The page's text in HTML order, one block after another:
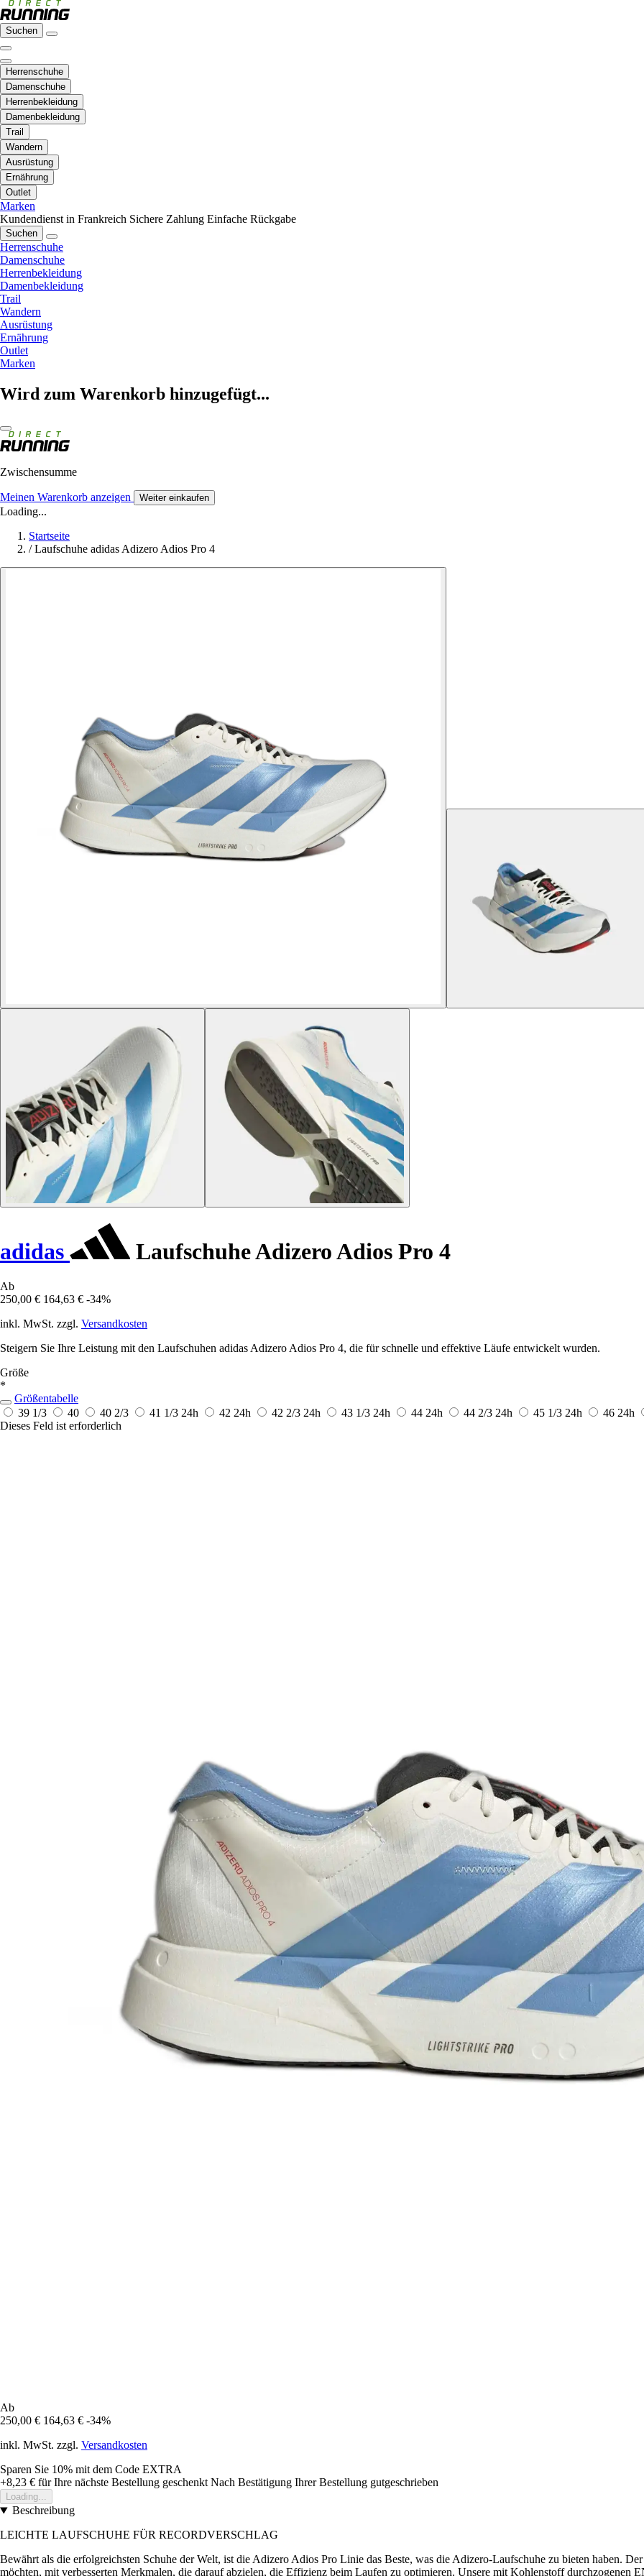
Suchen
Herrenschuhe
Damenschuhe
Herrenbekleidung
Damenbekleidung
Trail
Wandern
Ausrüstung
Ernährung
Outlet
Marken
Kundendienst in Frankreich Sichere Zahlung Einfache Rückgabe
Suchen
Herrenschuhe
Damenschuhe
Herrenbekleidung
Damenbekleidung
Trail
Wandern
Ausrüstung
Ernährung
Outlet
Marken
Wird zum Warenkorb hinzugefügt...
Zwischensumme
Meinen Warenkorb anzeigen Weiter einkaufen
Loading...
Startseite
/ Laufschuhe adidas Adizero Adios Pro 4
adidas Laufschuhe Adizero Adios Pro 4
Ab
250,00 € 164,63 € -34%
inkl. MwSt. zzgl. Versandkosten
Steigern Sie Ihre Leistung mit den Laufschuhen adidas Adizero Adios Pro 4, die für schnelle und effektive Läufe entwickelt wurden.
Größe
*
Größentabelle
39 1/3
40 40 2/3 41 1/3 24h 42 24h 42 2/3 24h 43 1/3 24h 44 24h 44 2/3 24h 45 1/3 24h 46 24h
Dieses Feld ist erforderlich
Ab
250,00 € 164,63 € -34%
inkl. MwSt. zzgl. Versandkosten
Sparen Sie 10% mit dem Code EXTRA
+8,23 € für Ihre nächste Bestellung geschenkt Nach Bestätigung Ihrer Bestellung gutgeschrieben
Loading...
Beschreibung
LEICHTE LAUFSCHUHE FÜR RECORDVERSCHLAG
Bewährt als die erfolgreichsten Schuhe der Welt, ist die Adizero Adios Pro Linie das Beste, was die Adizero-Laufschuhe zu bieten haben.
möchten, mit verbesserten Merkmalen, die darauf abzielen, die Effizienz beim Laufen zu optimieren. Unsere mit Kohlenstoff durchzogenen